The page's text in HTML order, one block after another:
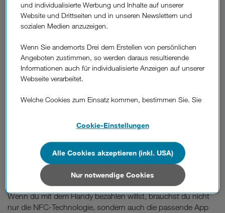
Mach das Internet zu deinem Safe
Apple Pay und Google Pay.
Wenn du mit dem Handy bezahlen willst, brauchst du nicht
nur die NFC-Technologie, sondern auch die passende App
und individualisierte Werbung und Inhalte auf unserer
Website und Drittseiten und in unseren Newslettern und
sozialen Medien anzuzeigen.
Wenn Sie andernorts Drei dem Erstellen von persönlichen
Angeboten zustimmen, so werden daraus resultierende
Informationen auch für individualisierte Anzeigen auf unserer
Webseite verarbeitet.
Welche Cookies zum Einsatz kommen, bestimmen Sie. Sie
Wenn Sie allen Cookies zustimmen, werden auch Cookies
von Drittanbietern verarbeitet, die Ihre Daten in Ländern
außerhalb der europäischen Union (z.B. in den USA)
verarbeiten. Sie unterliegen keinem EU-konformen
Datenschutzniveau und es stehen keine wirksamen
Rechtsbehelfe zur Verfügung.
Cookie-Einstellungen
Nur notwendige Cookies
Alle Cookies akzeptieren (inkl. USA)